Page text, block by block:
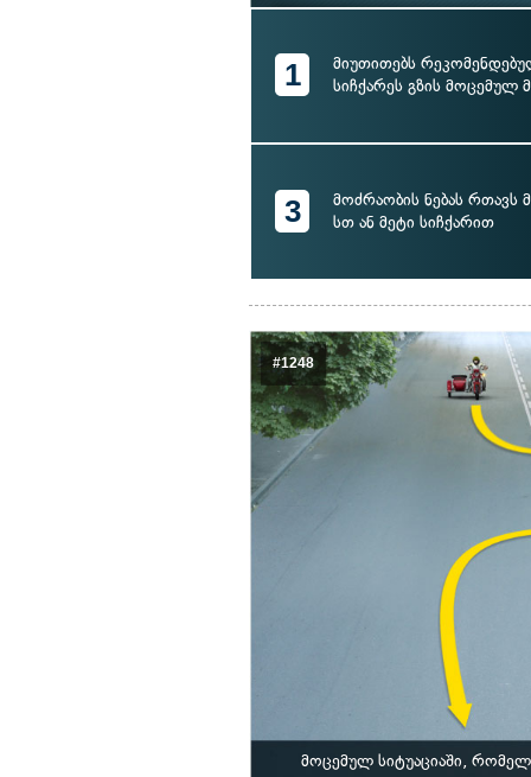
1
მიუთითებს
სიჩქარეს გზის მოცემულ
3
მოძრაობის ნებას
სთ ან მეტი სიჩქარით
#1248
მოცემულ სიტუაციაში,